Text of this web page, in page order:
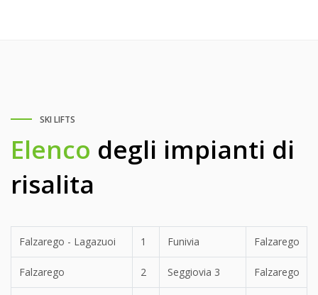
SKI LIFTS
Elenco degli impianti di
risalita
Falzarego - Lagazuoi 1 Funivia Falzarego
Falzarego 2 Seggiovia 3 Falzarego